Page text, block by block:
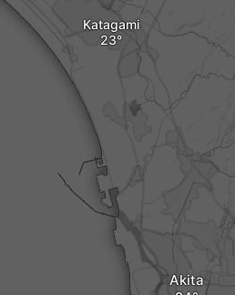
Katagami
Akita